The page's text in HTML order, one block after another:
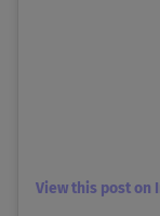
View this post on